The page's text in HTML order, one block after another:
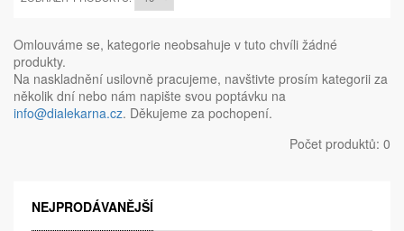
Omlouváme se, kategorie neobsahuje v tuto chvíli žádné
produkty.
Na naskladnění usilovně pracujeme, navštivte prosím kategorii za
několik dní nebo nám napište svou poptávku na
info@dialekarna.cz. Děkujeme za pochopení.
Počet produktů: 0
NEJPRODÁVANĚJŠÍ